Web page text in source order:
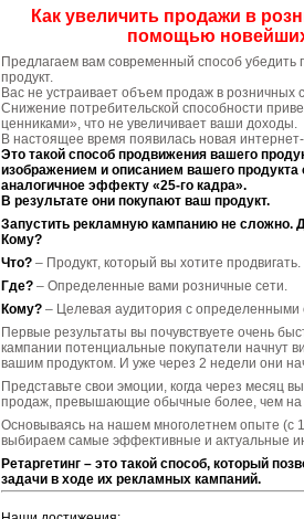
Как увеличить продажи в
помощью новейших
Предлагаем вам современный способ убедить
продукт.
Вас не устраивает объем продаж в розничных
Снижение потребительской способности
ценниками», что не увеличивает ваши доходы.
В настоящее время появилась новая интернет-
Это такой способ продвижения вашего
изображением и описанием вашего продукта
аналогичное эффекту «25-го кадра».
В результате они покупают ваш продукт.
Запустить рекламную кампанию не сложно.
Кому?
Что? – Продукт, который вы хотите продвигать.
Где? – Определенные вами розничные сети.
Кому? – Целевая аудитория с определенными
Первые результаты вы почувствуете очень
кампании потенциальные покупатели начнут
вашим продуктом. И уже через 2 недели они
Представьте свои эмоции, когда через месяц
продаж, превышающие обычные более, чем на
Основываясь на нашем многолетнем опыте (с
выбираем самые эффективные и актуальные
Ретаргетинг – это такой способ, который
задачи в ходе их рекламных кампаний.